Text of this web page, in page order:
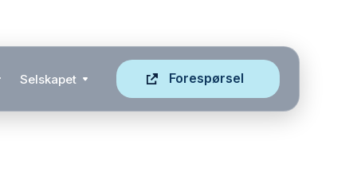
Selskapet Forespørsel